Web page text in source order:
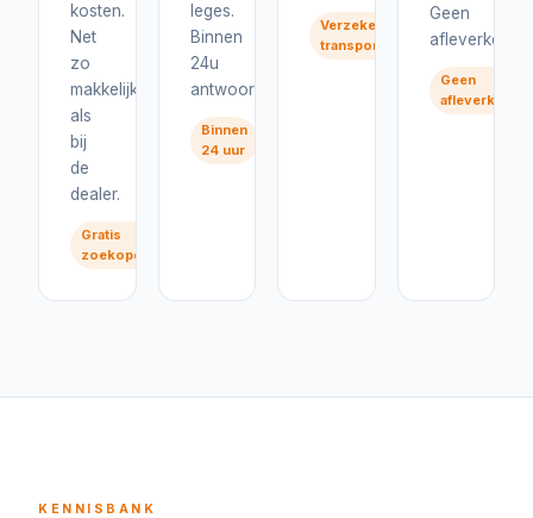
kosten.
Net
zo
makkelijk
als
bij
de
dealer.
Gratis
zoekopdracht
leges.
Binnen
24u
antwoord.
Binnen
24 uur
Verzekerd
transport
Geen
Geen
afleverkosten
KENNISBANK